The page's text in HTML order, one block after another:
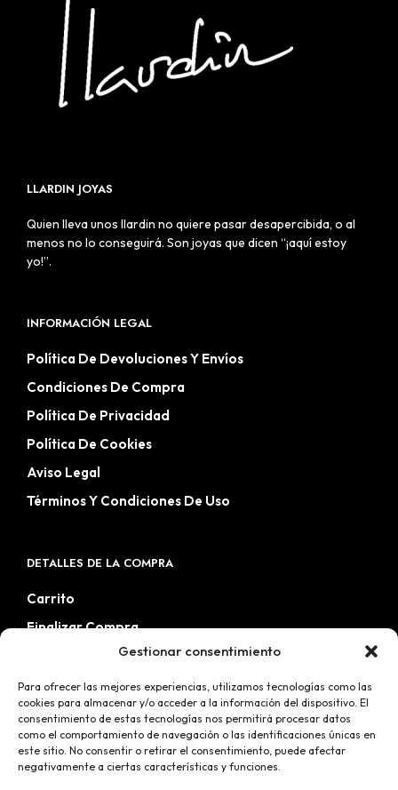
Gestionar consentimiento
Para ofrecer las mejores experiencias, utilizamos tecnologías como las
cookies para almacenar y/o acceder a la información del dispositivo. El
consentimiento de estas tecnologías nos permitirá procesar datos
como el comportamiento de navegación o las identificaciones únicas en
este sitio. No consentir o retirar el consentimiento, puede afectar
negativamente a ciertas características y funciones.
LLARDIN JOYAS
Quien lleva unos llardin no quiere pasar desapercibida, o al
menos no lo conseguirá. Son joyas que dicen “¡aquí estoy
yo!”.
INFORMACIÓN LEGAL
Política De Devoluciones Y Envíos
Condiciones De Compra
Política De Privacidad
Política De Cookies
Aviso Legal
Términos Y Condiciones De Uso
DETALLES DE LA COMPRA
Carrito
Finalizar Compra
Tienda
Wishlist